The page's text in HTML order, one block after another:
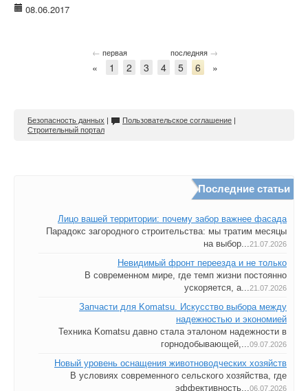
08.06.2017
← первая последняя →
« 1 2 3 4 5 6 »
Безопасность данных | Пользовательское соглашение |
Строительный портал
Последние статьи
Лицо вашей территории: почему забор важнее фасада
Парадокс загородного строительства: мы тратим месяцы
на выбор...21.07.2026
Невидимый фронт переезда и не только
В современном мире, где темп жизни постоянно
ускоряется, а...21.07.2026
Запчасти для Komatsu. Искусство выбора между
надежностью и экономией
Техника Komatsu давно стала эталоном надежности в
горнодобывающей,...09.07.2026
Новый уровень оснащения животноводческих хозяйств
В условиях современного сельского хозяйства, где
эффективность...06.07.2026